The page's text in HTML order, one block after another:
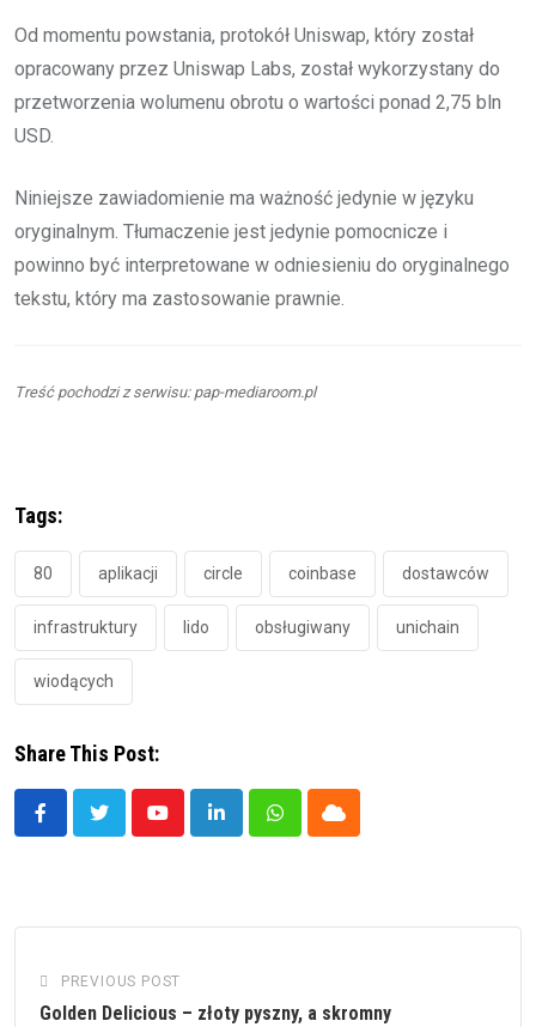
Od momentu powstania, protokół Uniswap, który został
opracowany przez Uniswap Labs, został wykorzystany do
przetworzenia wolumenu obrotu o wartości ponad 2,75 bln
USD.
Niniejsze zawiadomienie ma ważność jedynie w języku
oryginalnym. Tłumaczenie jest jedynie pomocnicze i
powinno być interpretowane w odniesieniu do oryginalnego
tekstu, który ma zastosowanie prawnie.
Treść pochodzi z serwisu: pap-mediaroom.pl
Tags:
80 aplikacji circle coinbase dostawców
infrastruktury lido obsługiwany unichain
wiodących
Share This Post:
YoutubeLinkedInWhatsappCloud
PREVIOUS POST
Golden Delicious – złoty pyszny, a skromny